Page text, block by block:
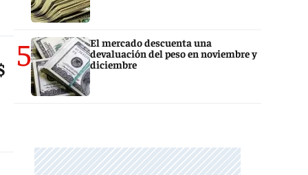
5
El mercado descuenta una
devaluación del peso en noviembre y
diciembre